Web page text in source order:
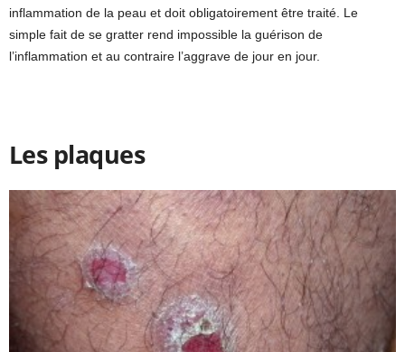
inflammation de la peau et doit obligatoirement être traité. Le
simple fait de se gratter rend impossible la guérison de
l’inflammation et au contraire l’aggrave de jour en jour.
Les plaques